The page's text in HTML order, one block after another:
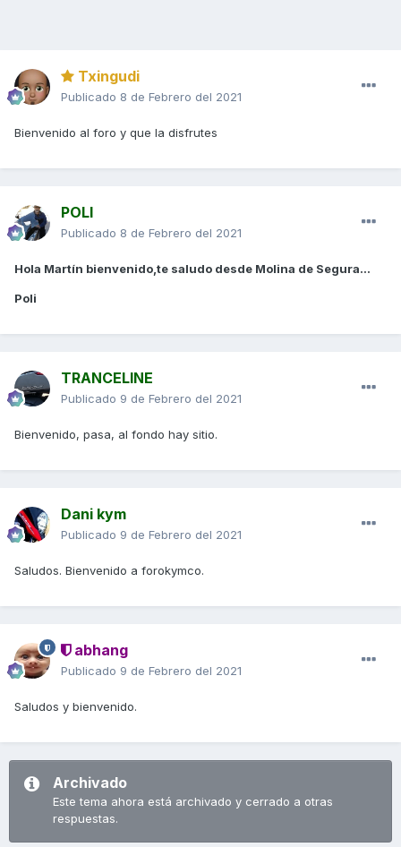
Txingudi
Publicado 8 de Febrero del 2021
Bienvenido al foro y que la disfrutes
POLI
Publicado 8 de Febrero del 2021
Hola Martín bienvenido,te saludo desde Molina de Segura...
Poli
TRANCELINE
Publicado 9 de Febrero del 2021
Bienvenido, pasa, al fondo hay sitio.
Dani kym
Publicado 9 de Febrero del 2021
Saludos. Bienvenido a forokymco.
abhang
Publicado 9 de Febrero del 2021
Saludos y bienvenido.
Archivado
Este tema ahora está archivado y cerrado a otras
respuestas.